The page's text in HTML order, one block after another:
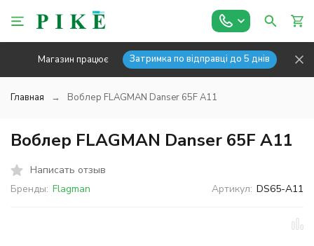
Магазин працює Затримка по відправці до 5 днів
Главная Воблер FLAGMAN Danser 65F A11
Воблер FLAGMAN Danser 65F A11
Написать отзыв
Бренды: Flagman Артикул: DS65-A11